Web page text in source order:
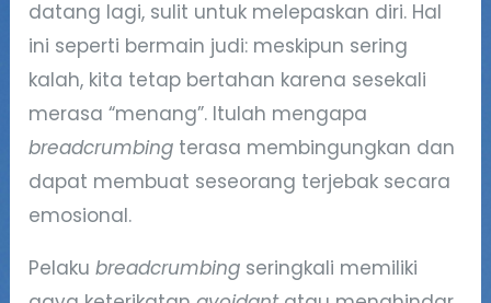
datang lagi, sulit untuk melepaskan diri. Hal
ini seperti bermain judi: meskipun sering
kalah, kita tetap bertahan karena sesekali
merasa “menang”. Itulah mengapa
breadcrumbing terasa membingungkan dan
dapat membuat seseorang terjebak secara
emosional.
Pelakubreadcrumbing seringkali memiliki